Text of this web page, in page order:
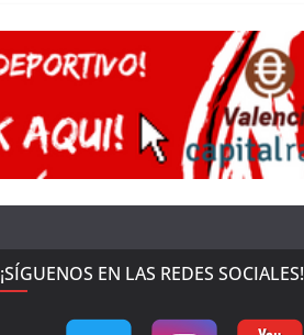
¡SÍGUENOS EN LAS REDES SOCIALES!